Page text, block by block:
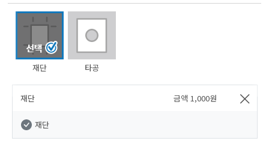
재단 타공
재단 금액 1,000원
재단